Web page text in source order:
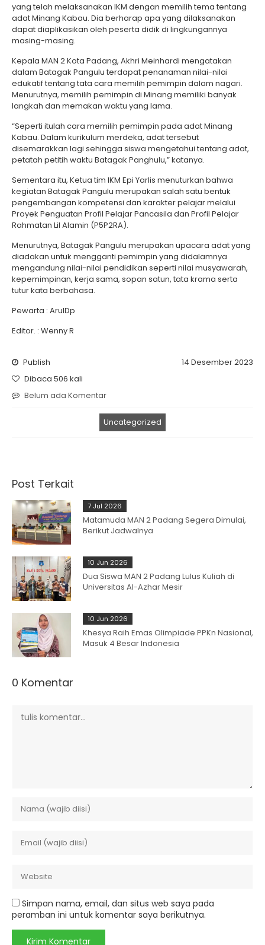
yang telah melaksanakan IKM dengan memilih tema tentang
adat Minang Kabau. Dia berharap apa yang dilaksanakan
dapat diaplikasikan oleh peserta didik di lingkungannya
masing-masing.
Kepala MAN 2 Kota Padang, Akhri Meinhardi mengatakan
dalam Batagak Pangulu terdapat penanaman nilai-nilai
edukatif tentang tata cara memilih pemimpin dalam nagari.
Menurutnya, memilih pemimpin di Minang memiliki banyak
langkah dan memakan waktu yang lama.
“Seperti itulah cara memilih pemimpin pada adat Minang
Kabau. Dalam kurikulum merdeka, adat tersebut
disemarakkan lagi sehingga siswa mengetahui tentang adat,
petatah petitih waktu Batagak Panghulu,” katanya.
Sementara itu, Ketua tim IKM Epi Yarlis menuturkan bahwa
kegiatan Batagak Pangulu merupakan salah satu bentuk
pengembangan kompetensi dan karakter pelajar melalui
Proyek Penguatan Profil Pelajar Pancasila dan Profil Pelajar
Rahmatan Lil Alamin (P5P2RA).
Menurutnya, Batagak Pangulu merupakan upacara adat yang
diadakan untuk mengganti pemimpin yang didalamnya
mengandung nilai-nilai pendidikan seperti nilai musyawarah,
kepemimpinan, kerja sama, sopan satun, tata krama serta
tutur kata berbahasa.
Pewarta : ArulDp
Editor. : Wenny R
Publish
14 Desember 2023
Dibaca 506 kali
Belum ada Komentar
Uncategorized
Post Terkait
7 Jul 2026
Matamuda MAN 2 Padang Segera Dimulai,
Berikut Jadwalnya
10 Jun 2026
Dua Siswa MAN 2 Padang Lulus Kuliah di
Universitas Al-Azhar Mesir
10 Jun 2026
Khesya Raih Emas Olimpiade PPKn Nasional,
Masuk 4 Besar Indonesia
0 Komentar
Simpan nama, email, dan situs web saya pada
peramban ini untuk komentar saya berikutnya.